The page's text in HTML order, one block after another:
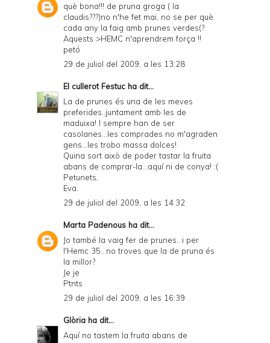
què bona!!! de pruna groga ( la
claudis???)no n'he fet mai, no se per què
cada any la faig amb prunes verdes(?.
Aquests >HEMC n'aprendrem força !!
petó
29 de juliol del 2009, a les 13:28
El cullerot Festuc ha dit...
La de prunes és una de les meves
preferides..juntament amb les de
maduixa! I sempre han de ser
casolanes...les comprades no m'agraden
gens...les trobo massa dolces!
Quina sort això de poder tastar la fruita
abans de comprar-la...aquí ni de conya! :(
Petunets,
Eva.
29 de juliol del 2009, a les 14:32
Marta Padenous ha dit...
Jo també la vaig fer de prunes...i per
l'Hemc 35...no troves que la de pruna és
la millor?
Je je
Ptnts
29 de juliol del 2009, a les 16:39
Glòria ha dit...
Aquí no tastem la fruita abans de